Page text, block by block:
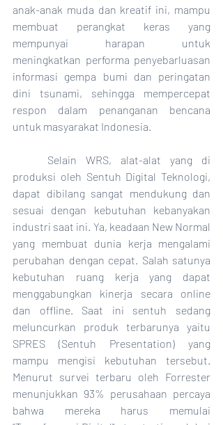
anak-anak muda dan kreatif ini, mampu
membuat perangkat keras yang
mempunyai harapan untuk
meningkatkan performa penyebarluasan
informasi gempa bumi dan peringatan
dini tsunami, sehingga mempercepat
respon dalam penanganan bencana
untuk masyarakat Indonesia.
produksi oleh Sentuh Digital Teknologi,
dapat dibilang sangat mendukung dan
sesuai dengan kebutuhan kebanyakan
industri saat ini. Ya, keadaan New Normal
yang membuat dunia kerja mengalami
perubahan dengan cepat. Salah satunya
kebutuhan ruang kerja yang dapat
menggabungkan kinerja secara online
dan offline. Saat ini sentuh sedang
meluncurkan produk terbarunya yaitu
SPRES (Sentuh Presentation) yang
mampu mengisi kebutuhan tersebut.
Menurut survei terbaru oleh Forrester
menunjukkan 93% perusahaan percaya
bahwa mereka harus memulai